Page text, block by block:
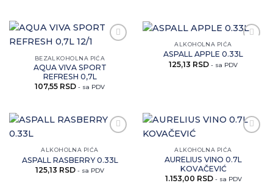
artikal
BEZALKOHOLNA PIĆA
AQUA VIVA SPORT
REFRESH 0,7L
107,55 RSD - sa PDV
ovaj
artikal
ALKOHOLNA PIĆA
ASPALL APPLE 0.33L
125,13 RSD - sa PDV
artikal
ALKOHOLNA PIĆA
ASPALL RASBERRY 0.33L
125,13 RSD - sa PDV
artikal
ALKOHOLNA PIĆA
AURELIUS VINO 0.7L
KOVAČEVIĆ
1.153,00 RSD - sa PDV